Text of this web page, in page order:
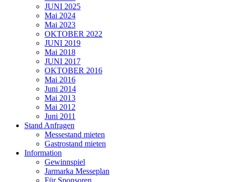
JUNI 2025
Mai 2024
Mai 2023
OKTOBER 2022
JUNI 2019
Mai 2018
JUNI 2017
OKTOBER 2016
Mai 2016
Juni 2014
Mai 2013
Mai 2012
Juni 2011
Stand Anfragen
Messestand mieten
Gastrostand mieten
Information
Gewinnspiel
Jarmarka Messeplan
Für Sponsoren